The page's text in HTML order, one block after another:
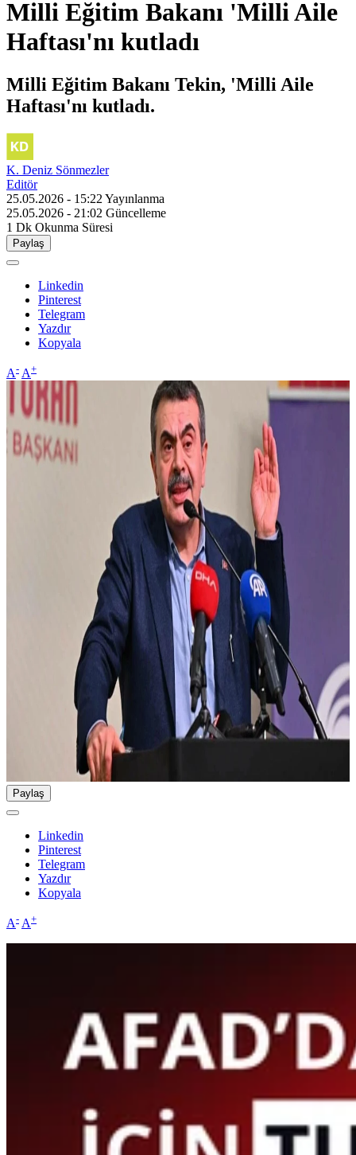
Milli Eğitim Bakanı 'Milli Aile
Haftası'nı kutladı
Milli Eğitim Bakanı Tekin, 'Milli Aile
Haftası'nı kutladı.
K. Deniz Sönmezler
Editör
25.05.2026 - 15:22 Yayınlanma
25.05.2026 - 21:02 Güncelleme
1 Dk Okunma Süresi
Paylaş
Linkedin
Pinterest
Telegram
Yazdır
Kopyala
A- A+
Paylaş
Linkedin
Pinterest
Telegram
Yazdır
Kopyala
A- A+